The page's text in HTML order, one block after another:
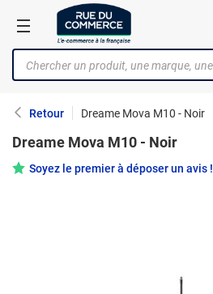
Retour Dreame Mova M10 - Noir
Dreame Mova M10 - Noir
Soyez le premier à déposer un avis !